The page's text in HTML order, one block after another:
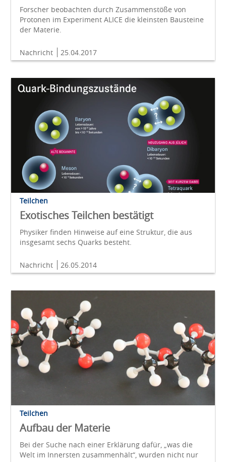
Forscher beobachten durch Zusammenstöße von
Protonen im Experiment ALICE die kleinsten Bausteine
der Materie.
Nachricht 25.04.2017
Teilchen
Exotisches Teilchen bestätigt
Physiker finden Hinweise auf eine Struktur, die aus
insgesamt sechs Quarks besteht.
Nachricht 26.05.2014
Teilchen
Aufbau der Materie
Bei der Suche nach einer Erklärung dafür, „was die
Welt im Innersten zusammenhält“, wurden nicht nur